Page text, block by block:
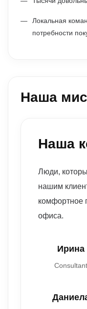
Локальная
потребности
Наша
Наша
Люди,
нашим
комфортное
офиса.
Ирина
Consultant